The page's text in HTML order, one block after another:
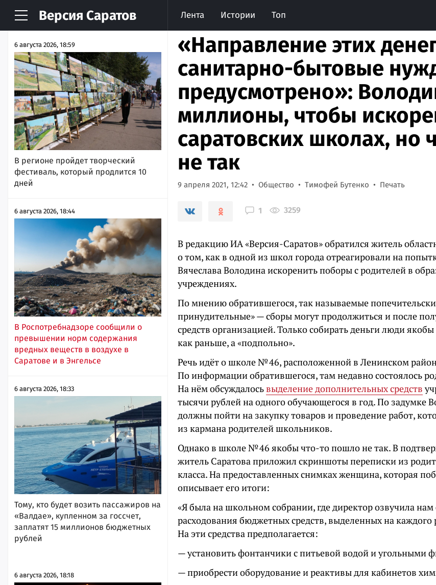
Версия Саратов Лента Истории Топ
НОВОСТИ АРХИВ
6 августа 2026, 18:59
В регионе пройдет творческий
фестиваль, который продлится 10
дней
6 августа 2026, 18:44
В Роспотребнадзоре сообщили о
превышении норм содержания
вредных веществ в воздухе в
Саратове и в Энгельсе
6 августа 2026, 18:33
Тому, кто будет возить пассажиров на
«Валдае», купленном за госсчет,
заплатят 15 миллионов бюджетных
рублей
6 августа 2026, 18:18
«Направление этих
санитарно-бытовые
предусмотрено»:
миллионы, чтобы
саратовских школах, но
не так
9 апреля 2021, 12:42 Общество Тимофей Бутенко Печать
1 3259
В редакцию ИА «Версия-Саратов» обратился житель
о том, как в одной из школ города отреагировали на
Вячеслава Володина искоренить поборы с родителей в
учреждениях.
По мнению обратившегося, так называемые
принудительные» — сборы могут продолжиться и после
средств организацией. Только собирать деньги люди
как раньше, а «подпольно».
Речь идёт о школе № 46, расположенной в Ленинском
По информации обратившегося, там недавно состоялось
На нём обсуждалосьвыделение дополнительных средств
тысячи рублей на одного обучающегося в год. По задумке
должны пойти на закупку товаров и проведение работ,
из кармана родителей школьников.
Однако в школе № 46 якобы что-то пошло не так. В
житель Саратова приложил скриншоты переписки из
класса. На предоставленных снимках женщина, которая
описывает его итоги:
«Я была на школьном собрании, где директор озвучила
расходования бюджетных средств, выделенных на каждого
На эти средства предполагается:
— установить фонтанчики с питьевой водой и угольными
— приобрести оборудование и реактивы для кабинетов